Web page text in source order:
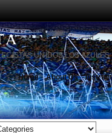
UNIDOS LOS AZULES
Home About Us